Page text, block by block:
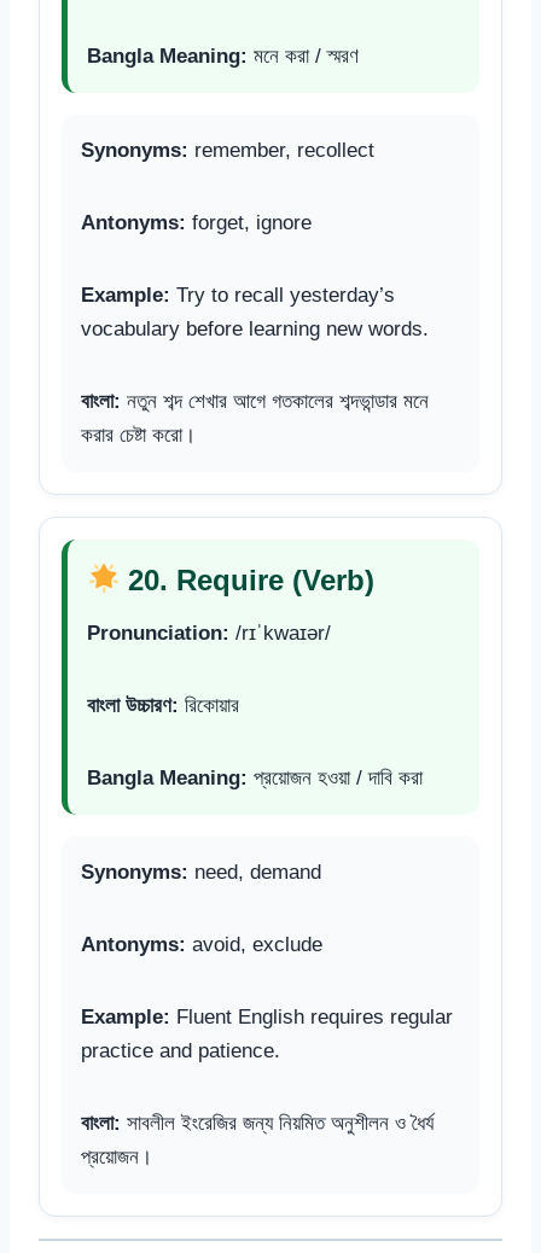
Bangla Meaning: মনে করা / স্মরণ
Synonyms: remember, recollect
Antonyms: forget, ignore
Example: Try to recall yesterday’s
vocabulary before learning new words.
বাংলা: নতুন শব্দ শেখার আগে গতকালের শব্দভান্ডার মনে
করার চেষ্টা করো।
20. Require (Verb)
Pronunciation: /rɪˈkwaɪər/
বাংলা উচ্চারণ: রিকোয়ার
Bangla Meaning: প্রয়োজন হওয়া / দাবি করা
Synonyms: need, demand
Antonyms: avoid, exclude
Example: Fluent English requires regular
practice and patience.
বাংলা: সাবলীল ইংরেজির জন্য নিয়মিত অনুশীলন ও ধৈর্য
প্রয়োজন।